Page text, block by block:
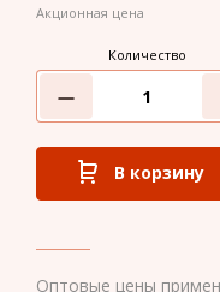
Акционная цена
Количество
В корзину
Оптовые цены